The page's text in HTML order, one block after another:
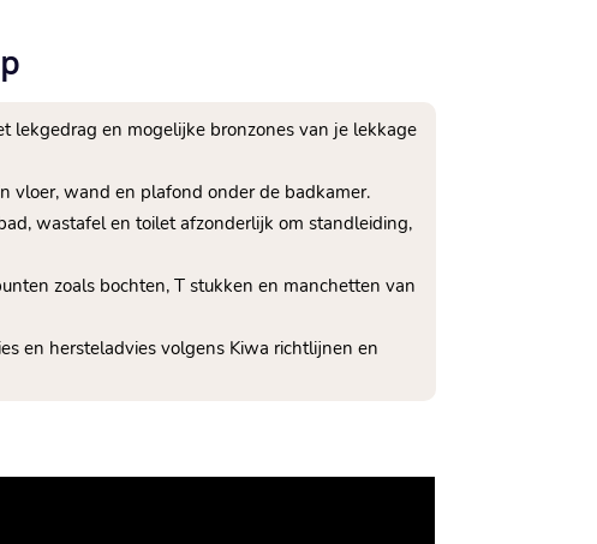
lekgedrag en mogelijke bronzones van je lekkage
vloer, wand en plafond onder de badkamer.​
wastafel en toilet afzonderlijk om standleiding,
zoals bochten, T stukken en manchetten van
en hersteladvies volgens Kiwa richtlijnen en